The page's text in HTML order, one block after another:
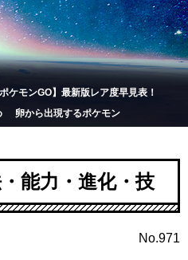
ポケモンGO】最新版レア度早見表！
卵から出現するポケモン
能力・進化・技
No.971